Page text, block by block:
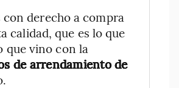
derecho a compra
calidad, que es lo que
que vino con la
de arrendamiento de